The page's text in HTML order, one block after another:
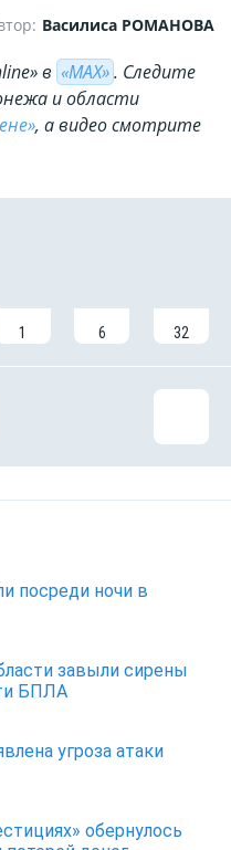
Василиса РОМАНОВА
в «МАХ». Cледите
и области
, а видео смотрите
1 6 32
посреди ночи в
завыли сирены
БПЛА
угроза атаки
обернулось